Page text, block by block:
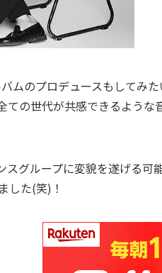
ムのプロデュースもしてみ
の世代が共感できるような
スグループに変貌を遂げる可
した(笑)！